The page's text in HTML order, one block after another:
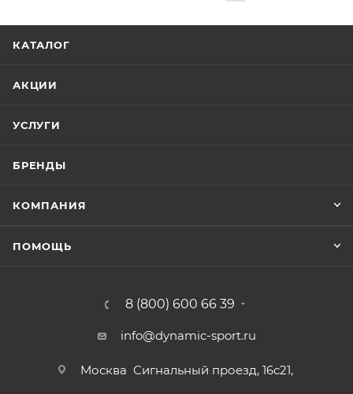
КАТАЛОГ
АКЦИИ
УСЛУГИ
БРЕНДЫ
КОМПАНИЯ
ПОМОЩЬ
8 (800) 600 66 39
info@dynamic-sport.ru
Москва Сигнальный проезд, 16с21,